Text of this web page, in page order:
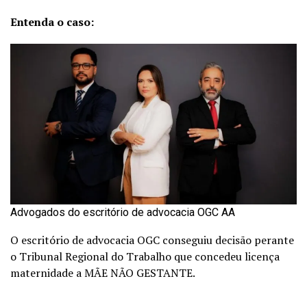
Entenda o caso:
Advogados do escritório de advocacia OGC AA
O escritório de advocacia OGC conseguiu decisão perante
o Tribunal Regional do Trabalho que concedeu licença
maternidade a MÃE NÃO GESTANTE.